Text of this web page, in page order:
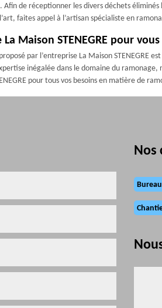
de réceptionner les divers déchets
faites appel à l’artisan spécialiste en
Maison STENEGRE pour
par l’entreprise La Maison
inégalée dans le domaine du
pour tous vos besoins en matière de
Nos
Bureau